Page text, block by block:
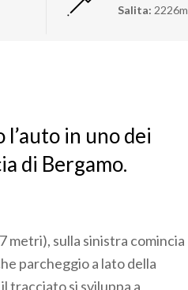
Salita: 2226m
l’auto in uno dei
di Bergamo.
metri), sulla sinistra comincia
parcheggio a lato della
tracciato si sviluppa a